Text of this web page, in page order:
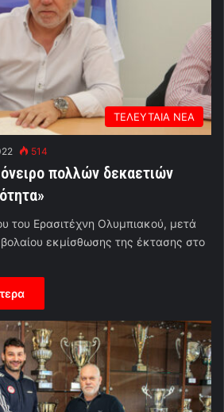
ΤΕΛΕΥΤΑΙΑ ΝΕΑ
514
πολλών δεκαετιών
του Ερασιτέχνη Ολυμπιακού, μετά
εκμίσθωσης της έκτασης στο